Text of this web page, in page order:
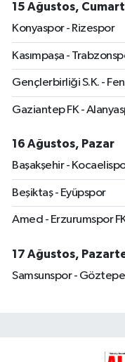
15 Ağustos,
Konyaspor - Rizespor
Kasımpaşa -
Gençlerbirliği S.K. -
Gaziantep FK -
16 Ağustos, Pazar
Başakşehir -
Beşiktaş - Eyüpspor
Amed - Erzurumspor
17 Ağustos,
Samsunspor - Göztepe